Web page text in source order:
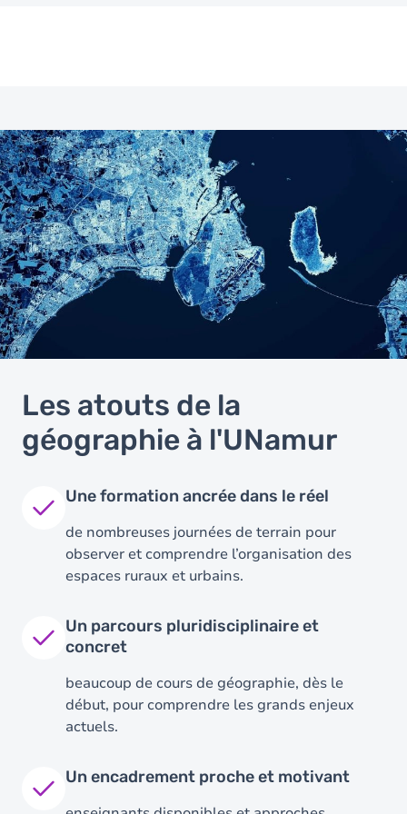
Les atouts de la
géographie à l'UNamur
Une formation ancrée dans le réel
de nombreuses journées de terrain pour
observer et comprendre l’organisation des
espaces ruraux et urbains.
Un parcours pluridisciplinaire et
concret
beaucoup de cours de géographie, dès le
début, pour comprendre les grands enjeux
actuels.
Un encadrement proche et motivant